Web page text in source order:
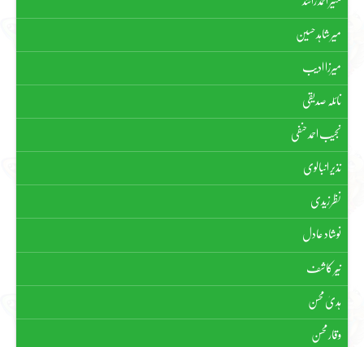
میر شاہد حسین
میرزا ادیب
نائلہ صدیقی
نجیب احمد حنفی
نذیر انبالوی
نظر زیدی
نوشاد عادل
نیّر کاشف
ہدیٰ محسن
وقار محسن